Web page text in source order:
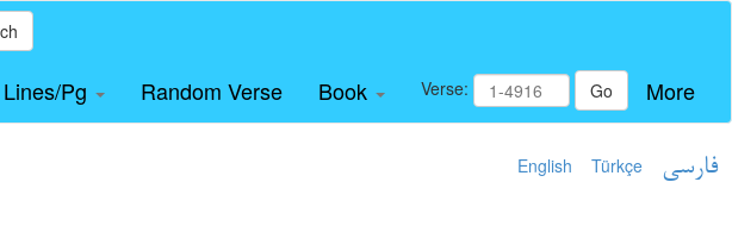
Lines/Pg Random Verse Book Verse: Go More
English Türkçe فارسی